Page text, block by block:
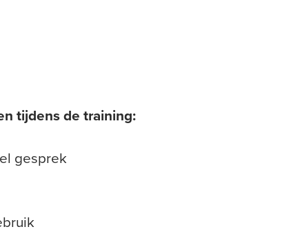
tijdens de training:
gesprek